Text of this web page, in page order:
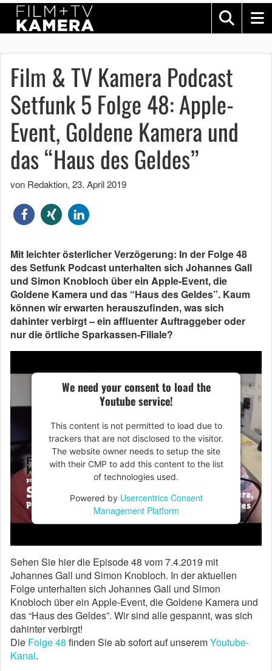
Film & TV Kamera Podcast
Setfunk 5 Folge 48: Apple-
Event, Goldene Kamera und
das “Haus des Geldes”
von Redaktion, 23. April 2019
Mit leichter österlicher Verzögerung: In der Folge 48
des Setfunk Podcast unterhalten sich Johannes Gall
und Simon Knobloch über ein Apple-Event, die
Goldene Kamera und das “Haus des Geldes”. Kaum
können wir erwarten herauszufinden, was sich
dahinter verbirgt – ein affluenter Auftraggeber oder
nur die örtliche Sparkassen-Filiale?
We need your consent to load the
Youtube service!
This content is not permitted to load due to
trackers that are not disclosed to the visitor.
The website owner needs to setup the site
with their CMP to add this content to the list
of technologies used.
Powered by Usercentrics Consent
Management Platform
Sehen Sie hier die Episode 48 vom 7.4.2019 mit
Johannes Gall und Simon Knobloch. In der aktuellen
Folge unterhalten sich Johannes Gall und Simon
Knobloch über ein Apple-Event, die Goldene Kamera und
das “Haus des Geldes”. Wir sind alle gespannt, was sich
dahinter verbirgt!
Die Folge 48 finden Sie ab sofort auf unseremYoutube-
Kanal.